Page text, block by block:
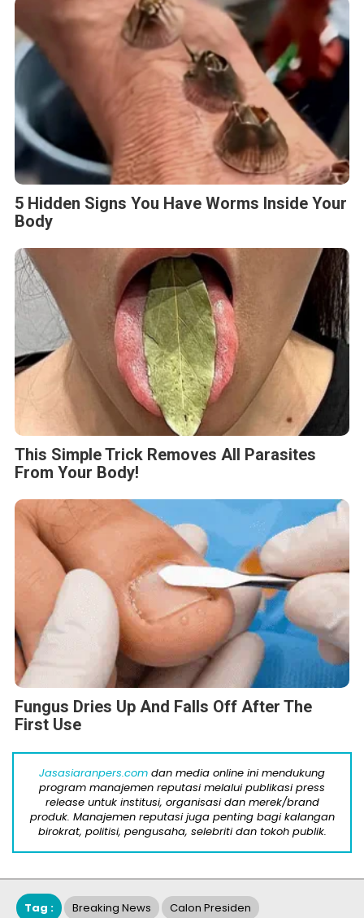
5 Hidden Signs You Have Worms Inside Your
Body
This Simple Trick Removes All Parasites
From Your Body!
Fungus Dries Up And Falls Off After The
First Use
Jasasiaranpers.com dan media online ini mendukung
program manajemen reputasi melalui publikasi press
release untuk institusi, organisasi dan merek/brand
produk. Manajemen reputasi juga penting bagi kalangan
birokrat, politisi, pengusaha, selebriti dan tokoh publik.
Tag : Breaking News Calon Presiden